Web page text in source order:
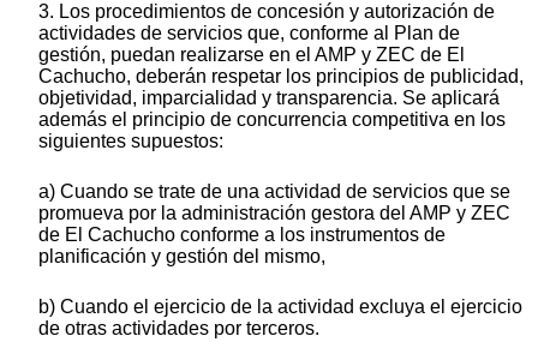
3. Los procedimientos de concesión y autorización de
actividades de servicios que, conforme al Plan de
gestión, puedan realizarse en el AMP y ZEC de El
Cachucho, deberán respetar los principios de publicidad,
objetividad, imparcialidad y transparencia. Se aplicará
además el principio de concurrencia competitiva en los
siguientes supuestos:
a) Cuando se trate de una actividad de servicios que se
promueva por la administración gestora del AMP y ZEC
de El Cachucho conforme a los instrumentos de
planificación y gestión del mismo,
b) Cuando el ejercicio de la actividad excluya el ejercicio
de otras actividades por terceros.